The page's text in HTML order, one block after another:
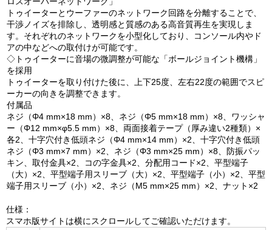
トゥイーターとウーファーのネットワーク回路を分離することで、
干渉ノイズを排除し、透明感と質感のある高音質再生を実現しま
す。それぞれのネットワークを小型化しており、コンソール内やド
アの中などへの取付けが可能です。
◇トゥイーターに音場の微調整が可能な「ボールジョイント機構」
を採用
トゥイーターを取り付けた後に、上下25度、左右22度の範囲でスピ
ーカーの向きを調整できます。
付属品
ネジ（Φ4 mm×18 mm）×8、ネジ（Φ5 mm×18 mm）×8、ワッシャ
ー（Φ12 mm×φ5.5 mm）×8、両面接着テープ（厚み違い2種類）×
各2、十字穴付き低頭ネジ（Φ4 mm×14 mm）×2、十字穴付き低頭
ネジ（Φ3 mm×7 mm）×2、ネジ（Φ3 mm×25 mm）×8、防振パッ
キン、取付金具×2、コの字金具×2、分配用コード×2、平型端子
（大）×2、平型端子用スリーブ（大）×2、平型端子（小）×2、平型
端子用スリーブ（小）×2、ネジ（M5 mm×25 mm）×2、ナット×2
仕様：
スマホ版サイトは横にスクロールしてご確認いただけます。